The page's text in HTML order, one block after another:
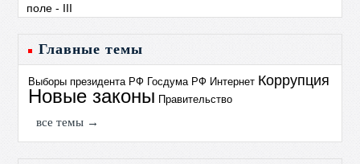
Главные темы
Выборы президента РФ Госдума РФ Интернет Коррупция
Новые законы Правительство
все темы →